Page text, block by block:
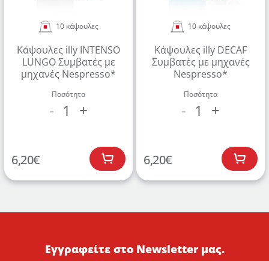
10 κάψουλες
Κάψουλες illy INTENSO
LUNGO Συμβατές με
μηχανές Nespresso*
Ποσότητα
- 1 +
6,20€
10 κάψουλες
Κάψουλες illy DECAF
Συμβατές με μηχανές
Nespresso*
Ποσότητα
- 1 +
6,20€
Εγγραφείτε στο Newsletter μας.